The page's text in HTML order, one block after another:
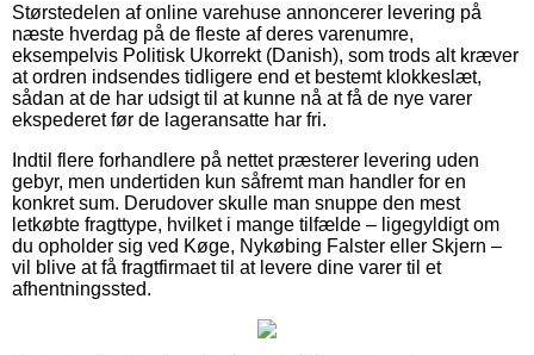
Størstedelen af online varehuse annoncerer levering på
næste hverdag på de fleste af deres varenumre,
eksempelvis Politisk Ukorrekt (Danish), som trods alt kræver
at ordren indsendes tidligere end et bestemt klokkeslæt,
sådan at de har udsigt til at kunne nå at få de nye varer
ekspederet før de lageransatte har fri.
Indtil flere forhandlere på nettet præsterer levering uden
gebyr, men undertiden kun såfremt man handler for en
konkret sum. Derudover skulle man snuppe den mest
letkøbte fragttype, hvilket i mange tilfælde – ligegyldigt om
du opholder sig ved Køge, Nykøbing Falster eller Skjern –
vil blive at få fragtfirmaet til at levere dine varer til et
afhentningssted.